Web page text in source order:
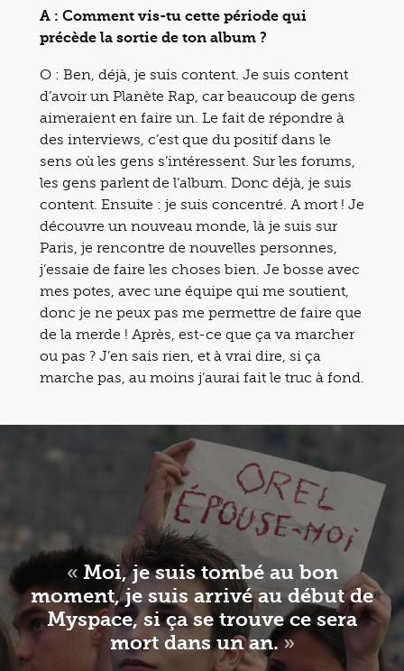
A : Comment vis-tu cette période qui
précède la sortie de ton album ?
O : Ben, déjà, je suis content. Je suis content
d’avoir un Planète Rap, car beaucoup de gens
aimeraient en faire un. Le fait de répondre à
des interviews, c’est que du positif dans le
sens où les gens s’intéressent. Sur les forums,
les gens parlent de l’album. Donc déjà, je suis
content. Ensuite : je suis concentré. A mort ! Je
découvre un nouveau monde, là je suis sur
Paris, je rencontre de nouvelles personnes,
j’essaie de faire les choses bien. Je bosse avec
mes potes, avec une équipe qui me soutient,
donc je ne peux pas me permettre de faire que
de la merde ! Après, est-ce que ça va marcher
ou pas ? J’en sais rien, et à vrai dire, si ça
marche pas, au moins j’aurai fait le truc à fond.
« Moi, je suis tombé au bon
moment, je suis arrivé au début de
Myspace, si ça se trouve ce sera
mort dans un an.»